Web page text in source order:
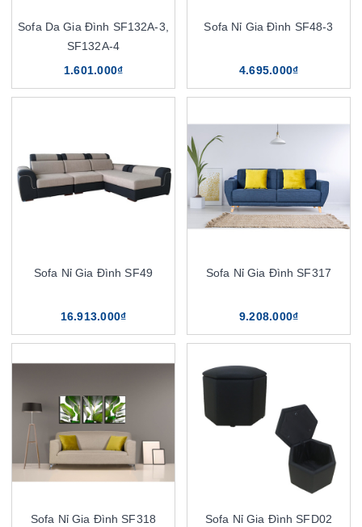
Sofa Da Gia Đình SF132A-3,
SF132A-4
1.601.000₫
Sofa Nỉ Gia Đình SF48-3
4.695.000₫
Sofa Nỉ Gia Đình SF49
16.913.000₫
Sofa Nỉ Gia Đình SF317
9.208.000₫
Sofa Nỉ Gia Đình SF318 Sofa Nỉ Gia Đình SFD02